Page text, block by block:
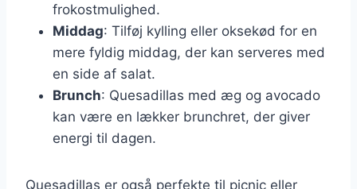
frokostmulighed.
Middag: Tilføj kylling eller oksekød for en
mere fyldig middag, der kan serveres med
en side af salat.
Brunch: Quesadillas med æg og avocado
kan være en lækker brunchret, der giver
energi til dagen.
Quesadillas er også perfekte til picnic eller